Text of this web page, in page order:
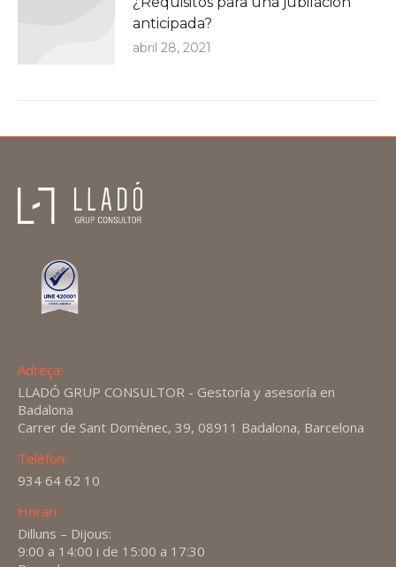
anticipada?
abril 28, 2021
Adreça:
LLADÓ GRUP CONSULTOR - Gestoría y asesoría en
Badalona
Carrer de Sant Domènec, 39, 08911 Badalona, Barcelona
Telèfon:
934 64 62 10
Horari:
Dilluns – Dijous:
9:00 a 14:00 i de 15:00 a 17:30